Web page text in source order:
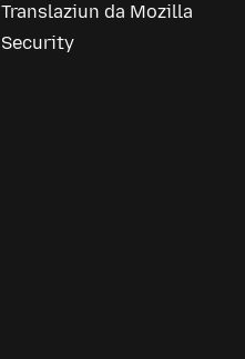
Translaziun da Mozilla
Security